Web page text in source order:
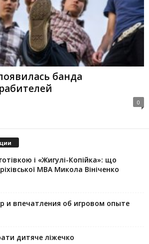
банда
0
і «Жигулі-Копійка»: що
МВА Микола Вініченко
и впечатления об игровом опыте
дитяче ліжечко